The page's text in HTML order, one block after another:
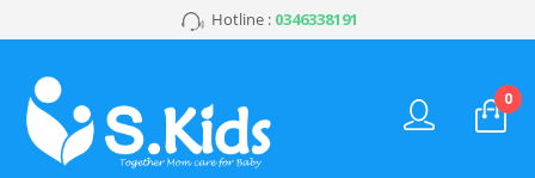
Hotline : 0346338191
0